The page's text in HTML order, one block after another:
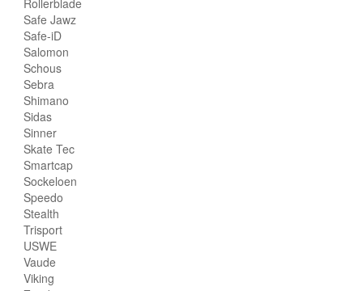
Rollerblade
Safe Jawz
Safe-iD
Salomon
Schous
Sebra
Shimano
Sidas
Sinner
Skate Tec
Smartcap
Sockeloen
Speedo
Stealth
Trisport
USWE
Vaude
Viking